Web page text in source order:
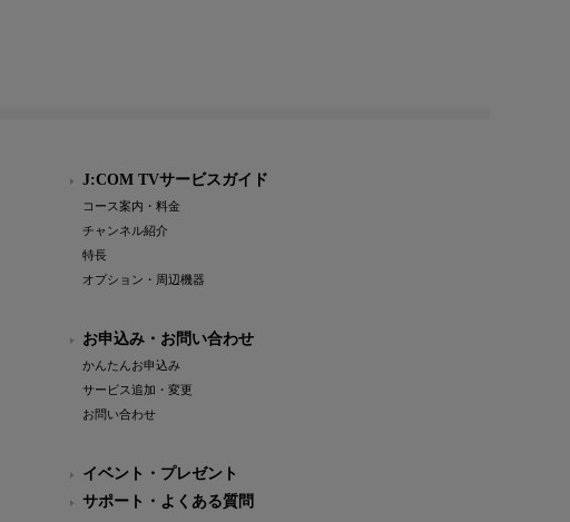
J:COM TVサービスガイド
コース案内・料金
チャンネル紹介
特長
オプション・周辺機器
お申込み・お問い合わせ
かんたんお申込み
サービス追加・変更
お問い合わせ
イベント・プレゼント
サポート・よくある質問